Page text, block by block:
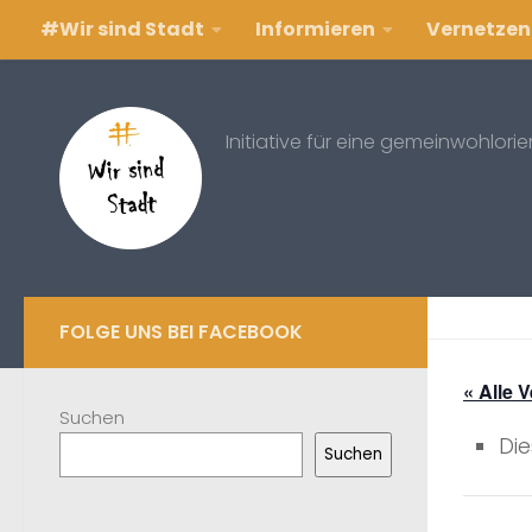
Zum Inhalt springen
#Wir sind Stadt Informieren Vernetzen
Initiative für eine
« Alle
FOLGE UNS BEI FACEBOOK
Suchen
Suchen